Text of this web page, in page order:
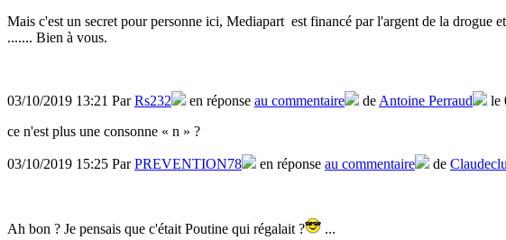
Mais c'est un secret pour personne ici, Mediapart est financé par l'argent de la drogue
....... Bien à vous.
03/10/2019 13:21 ParRs232 en réponse au commentaire deAntoine Perraud
le
ce n'est plus une consonne « n » ?
03/10/2019 15:25 ParPREVENTION78 en réponse au commentaire de
Ah bon ? Je pensais que c'était Poutine qui régalait ? ...